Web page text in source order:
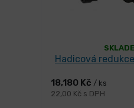
Hadicová
18,180 Kč / ks
22,00 Kč s DPH